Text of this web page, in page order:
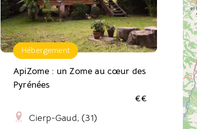
Hébergement
ApiZome : un Zome au cœur des
Pyrénées
€€
Cierp-Gaud, (31)